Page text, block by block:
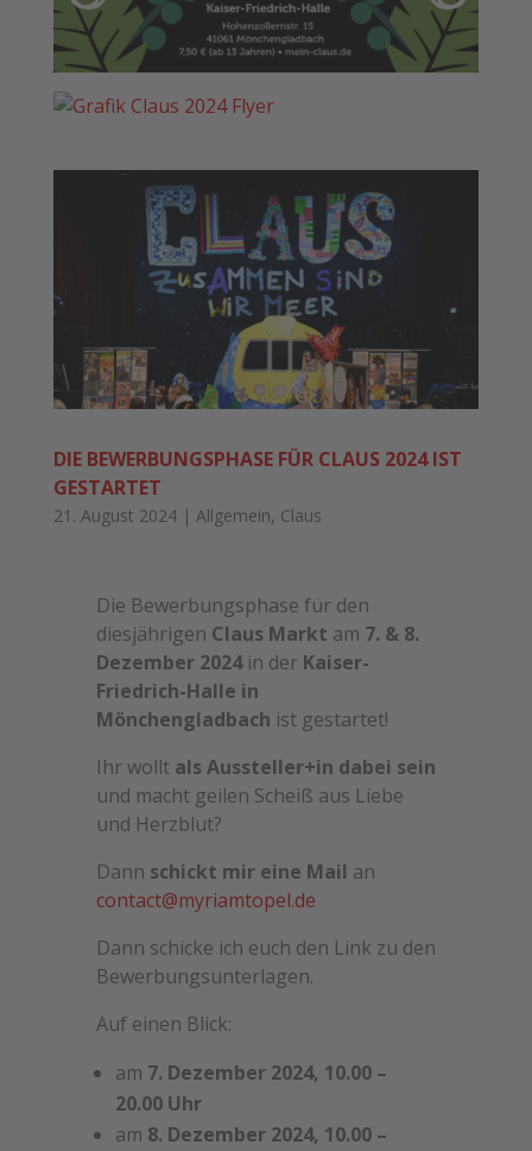
DIE BEWERBUNGSPHASE FÜR CLAUS 2024 IST
GESTARTET
21. August 2024| Allgemein, Claus
Die Bewerbungsphase für den
diesjährigen Claus Markt am 7. & 8.
Dezember 2024in der Kaiser-
Friedrich-Halle in
Mönchengladbach ist gestartet!
Ihr wollt als Aussteller+in dabei sein
und macht geilen Scheiß aus Liebe
und Herzblut?
Dann schickt mir eine Mail an
contact@myriamtopel.de
Dann schicke ich euch den Link zu den
Bewerbungsunterlagen.
Auf einen Blick:
am 7. Dezember 2024, 10.00 –
20.00 Uhr
am 8. Dezember 2024, 10.00 –